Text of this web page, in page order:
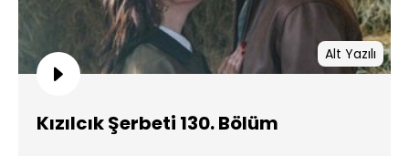
Alt Yazılı
Kızılcık Şerbeti 130. Bölüm